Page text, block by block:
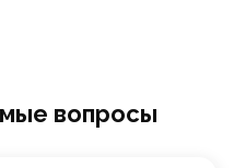
вопросы